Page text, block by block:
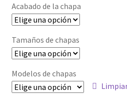
Acabado de la chapa
Tamaños de chapas
Modelos de chapas